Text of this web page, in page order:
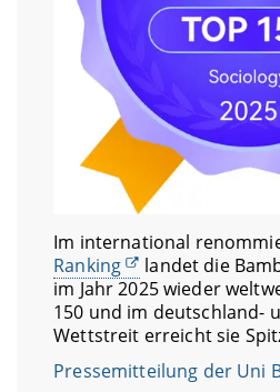
Im international
Ranking
landet die
im Jahr 2025 wieder
150 und im deutschland-
Wettstreit erreicht sie
Pressemitteilung der Uni